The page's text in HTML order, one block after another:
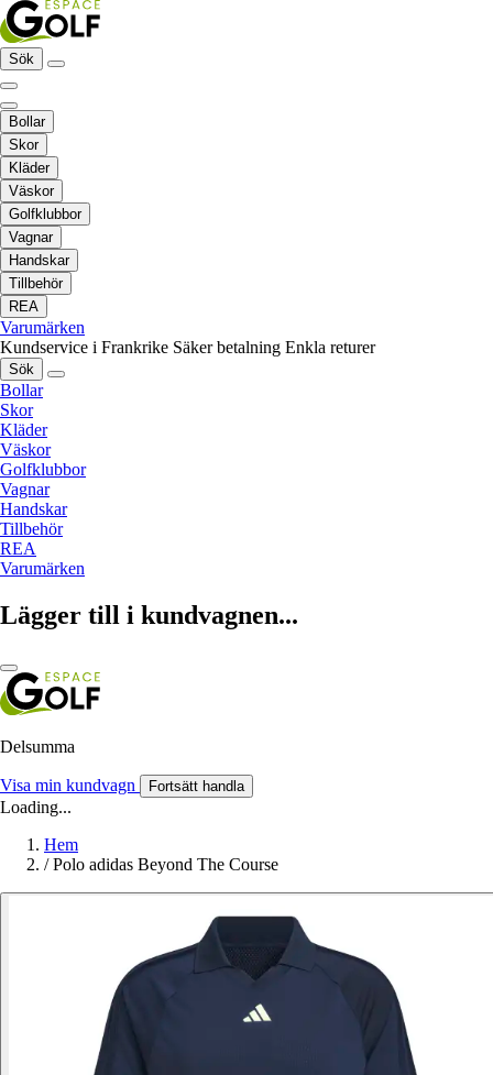
Sök
Bollar
Skor
Kläder
Väskor
Golfklubbor
Vagnar
Handskar
Tillbehör
REA
Varumärken
Kundservice i Frankrike Säker betalning Enkla returer
Sök
Bollar
Skor
Kläder
Väskor
Golfklubbor
Vagnar
Handskar
Tillbehör
REA
Varumärken
Lägger till i kundvagnen...
Delsumma
Visa min kundvagn Fortsätt handla
Loading...
Hem
/ Polo adidas Beyond The Course